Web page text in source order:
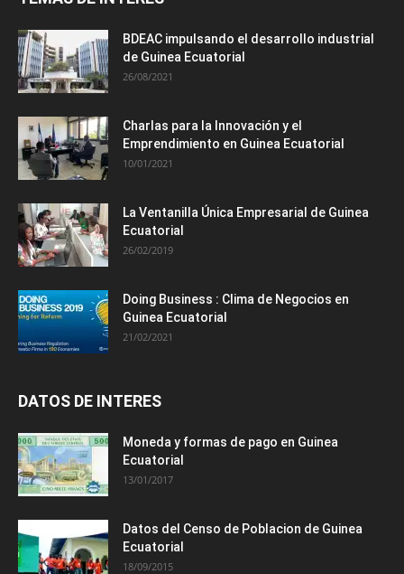
BDEAC impulsando el desarrollo industrial
de Guinea Ecuatorial
26/08/2021
Charlas para la Innovación y el
Emprendimiento en Guinea Ecuatorial
10/01/2021
La Ventanilla Única Empresarial de Guinea
Ecuatorial
26/02/2019
Doing Business : Clima de Negocios en
Guinea Ecuatorial
21/02/2021
DATOS DE INTERES
Moneda y formas de pago en Guinea
Ecuatorial
13/01/2017
Datos del Censo de Poblacion de Guinea
Ecuatorial
18/09/2015